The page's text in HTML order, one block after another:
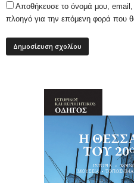
Αποθήκευσε το όνομά μου, email,
πλοηγό για την επόμενη φορά που